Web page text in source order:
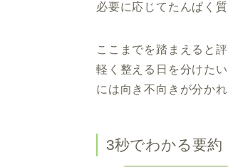
必要に応じてたんぱく
ここまでを踏まえると
軽く整える日を分けた
には向き不向きが分かれ
3秒でわかる要約